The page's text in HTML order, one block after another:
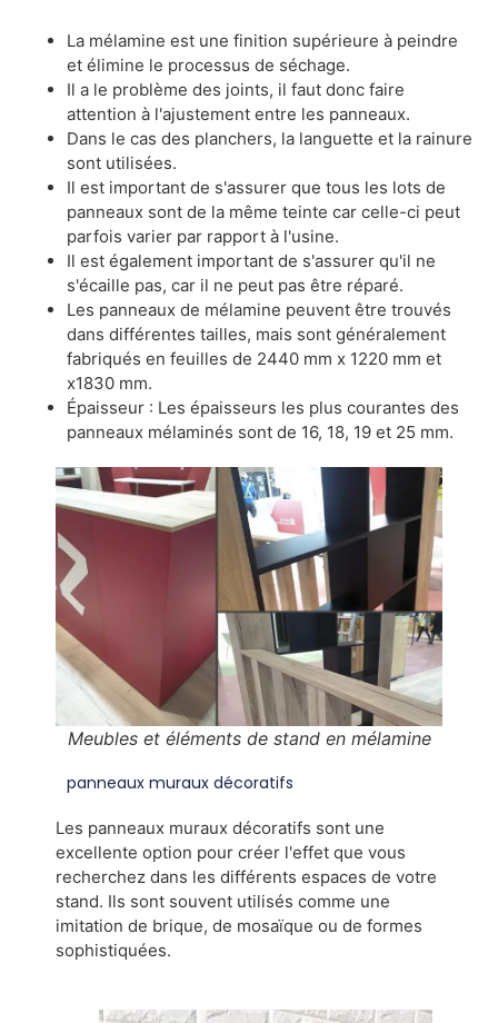
La mélamine est une finition supérieure à peindre
et élimine le processus de séchage.
Il a le problème des joints, il faut donc faire
attention à l'ajustement entre les panneaux.
Dans le cas des planchers, la languette et la rainure
sont utilisées.
Il est important de s'assurer que tous les lots de
panneaux sont de la même teinte car celle-ci peut
parfois varier par rapport à l'usine.
Il est également important de s'assurer qu'il ne
s'écaille pas, car il ne peut pas être réparé.
Les panneaux de mélamine peuvent être trouvés
dans différentes tailles, mais sont généralement
fabriqués en feuilles de 2440 mm x 1220 mm et
x1830 mm.
Épaisseur : Les épaisseurs les plus courantes des
panneaux mélaminés sont de 16, 18, 19 et 25 mm.
Meubles et éléments de stand en mélamine
panneaux muraux décoratifs
Les panneaux muraux décoratifs sont une
excellente option pour créer l'effet que vous
recherchez dans les différents espaces de votre
stand. Ils sont souvent utilisés comme une
imitation de brique, de mosaïque ou de formes
sophistiquées.